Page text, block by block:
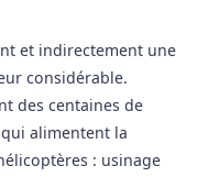
et indirectement une
considérable.
des centaines de
alimentent la
: usinage